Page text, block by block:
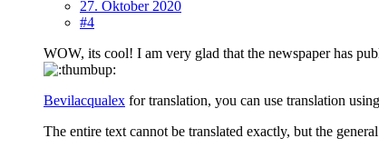
27. Oktober 2020
#4
WOW, its cool! I am very glad that the newspaper has
Bevilacqualex for translation, you can use translation
The entire text cannot be translated exactly, but the